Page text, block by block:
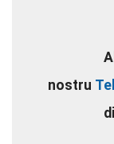
nostru